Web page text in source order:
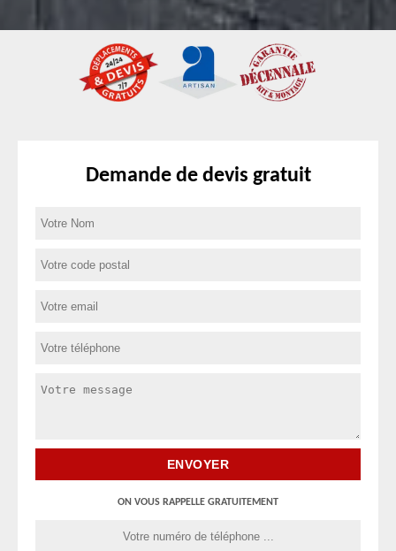
Demande de devis gratuit
ON VOUS RAPPELLE GRATUITEMENT